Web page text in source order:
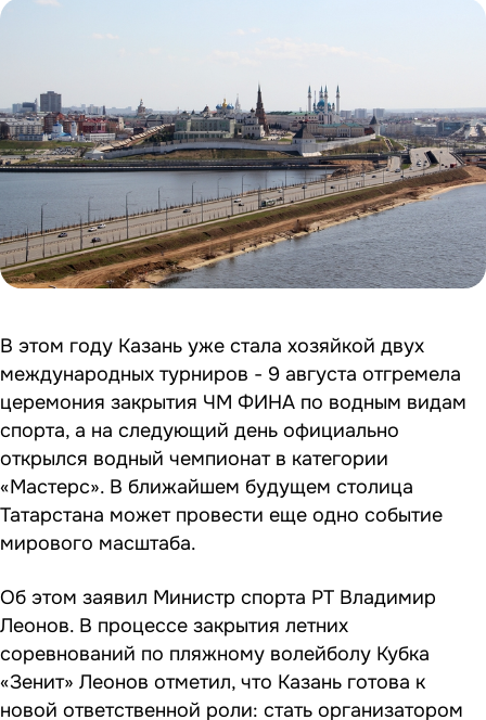
В этом году Казань уже стала хозяйкой двух
международных турниров - 9 августа отгремела
церемония закрытия ЧМ ФИНА по водным видам
спорта, а на следующий день официально
открылся водный чемпионат в категории
«Мастерс». В ближайшем будущем столица
Татарстана может провести еще одно событие
мирового масштаба.
Об этом заявил Министр спорта РТ Владимир
Леонов. В процессе закрытия летних
соревнований по пляжному волейболу Кубка
«Зенит» Леонов отметил, что Казань готова к
новой ответственной роли: стать организатором